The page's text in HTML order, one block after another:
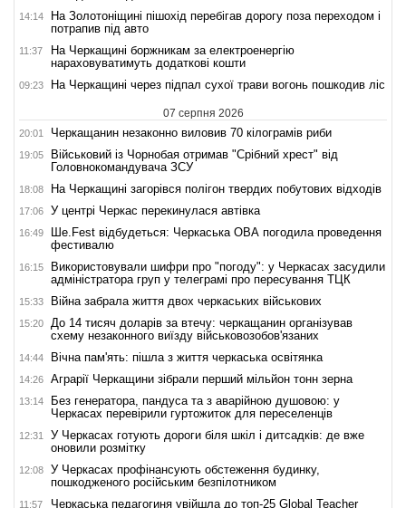
14:14
На Золотоніщині пішохід перебігав дорогу поза переходом і
потрапив під авто
11:37
На Черкащині боржникам за електроенергію
нараховуватимуть додаткові кошти
09:23 На Черкащині через підпал сухої трави вогонь пошкодив ліс
07 серпня 2026
20:01 Черкащанин незаконно виловив 70 кілограмів риби
19:05
Військовий із Чорнобая отримав "Срібний хрест" від
Головнокомандувача ЗСУ
18:08 На Черкащині загорівся полігон твердих побутових відходів
17:06 У центрі Черкас перекинулася автівка
16:49
Ше.Fest відбудеться: Черкаська ОВА погодила проведення
фестивалю
16:15
Використовували шифри про "погоду": у Черкасах засудили
адміністратора груп у телеграмі про пересування ТЦК
15:33 Війна забрала життя двох черкаських військових
15:20
До 14 тисяч доларів за втечу: черкащанин організував
схему незаконного виїзду військовозобов'язаних
14:44 Вічна пам'ять: пішла з життя черкаська освітянка
14:26 Аграрії Черкащини зібрали перший мільйон тонн зерна
13:14
Без генератора, пандуса та з аварійною душовою: у
Черкасах перевірили гуртожиток для переселенців
12:31
У Черкасах готують дороги біля шкіл і дитсадків: де вже
оновили розмітку
12:08
У Черкасах профінансують обстеження будинку,
пошкодженого російським безпілотником
11:57 Черкаська педагогиня увійшла до топ-25 Global Teacher